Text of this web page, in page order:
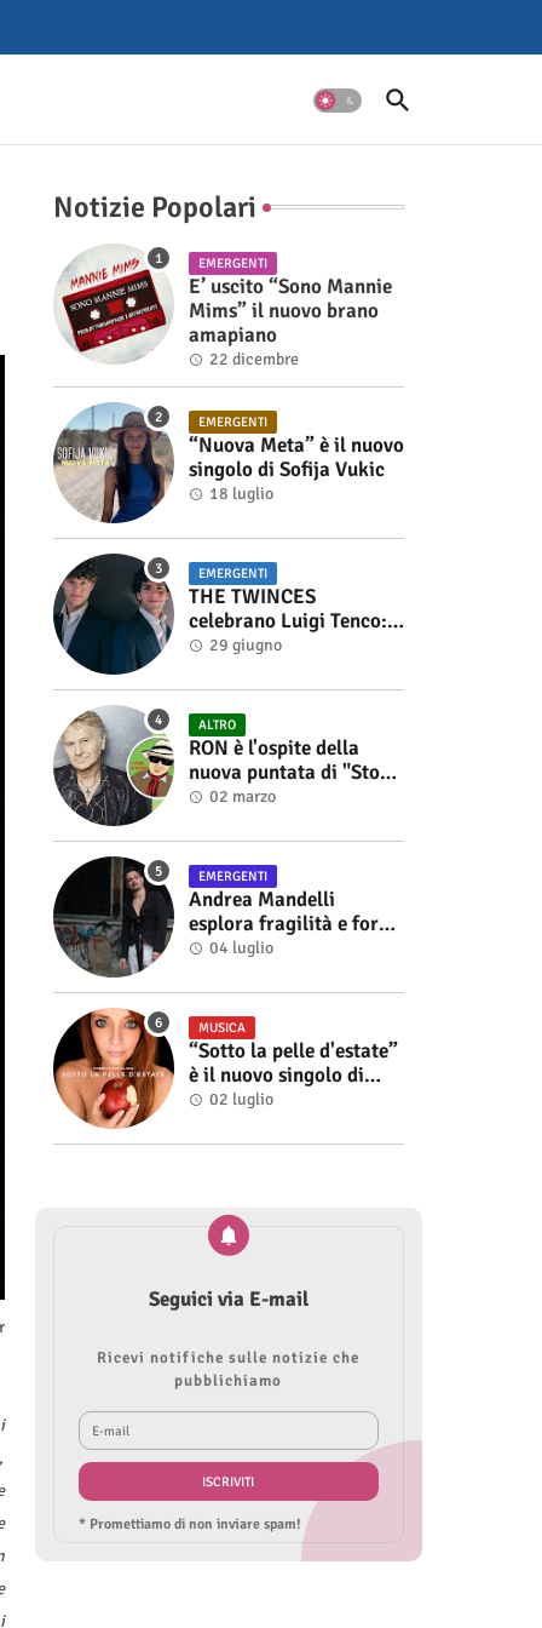
Notizie Popolari
EMERGENTI
E’ uscito “Sono Mannie
Mims” il nuovo brano
amapiano
22 dicembre
EMERGENTI
“Nuova Meta” è il nuovo
singolo di Sofija Vukic
18 luglio
EMERGENTI
THE TWINCES
celebrano Luigi Tenco:
fuori singolo e video di
29 giugno
ALTRO
RON è l'ospite della
nuova puntata di "Storie
di Musica", in onda sul
Alberto Salerno
02 marzo
EMERGENTI
Andrea Mandelli
esplora fragilità e forza
nel videoclip di “Sofia”
04 luglio
MUSICA
“Sotto la pelle d'estate”
è il nuovo singolo di
Roberta Modìgliani
02 luglio
Seguici via E-mail
Ricevi notifiche sulle notizie che
pubblichiamo
* Promettiamo di non inviare spam!